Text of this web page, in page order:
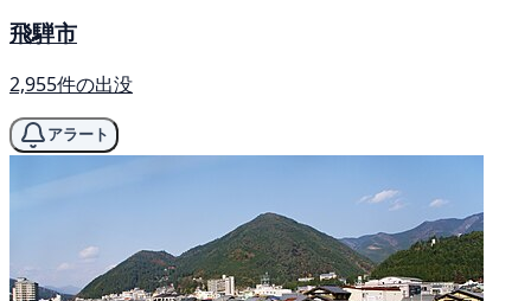
飛騨市
2,955件の出没
アラート